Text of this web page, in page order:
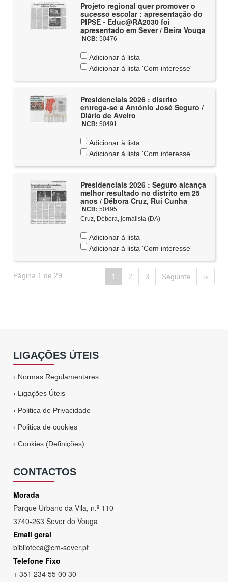
Projeto regional quer promover o
sucesso escolar : apresentação do
PIPSE - Educ@RA2030 foi
apresentado em Sever / Beira Vouga
NCB: 50476
Adicionar à lista
Adicionar à lista 'Com interesse'
Presidenciais 2026 : distrito
entrega-se a António José Seguro /
Diário de Aveiro
NCB: 50491
Adicionar à lista
Adicionar à lista 'Com interesse'
Presidenciais 2026 : Seguro alcança
melhor resultado no distrito em 25
anos / Débora Cruz, Rui Cunha
NCB: 50495
Cruz, Débora, jornalista (DA)
Adicionar à lista
Adicionar à lista 'Com interesse'
Página 1 de 29 1 2 3 Seguinte ››
LIGAÇÕES ÚTEIS
› Normas Regulamentares
› Ligações Úteis
› Politica de Privacidade
› Politica de cookies
›Cookies (Definições)
CONTACTOS
Morada
Parque Urbano da Vila, n.º 110
3740-263 Sever do Vouga
Email geral
biblioteca@cm-sever.pt
Telefone Fixo
+ 351 234 55 00 30